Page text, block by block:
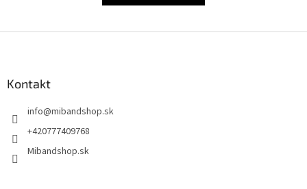
Kontakt
info@mibandshop.sk
+420777409768
Mibandshop.sk